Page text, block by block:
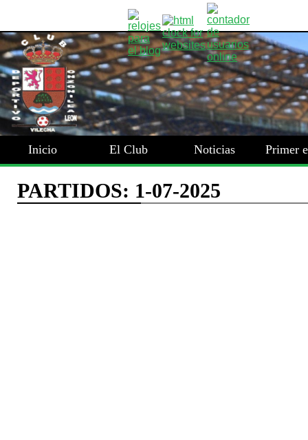
Inicio El Club Noticias Primer